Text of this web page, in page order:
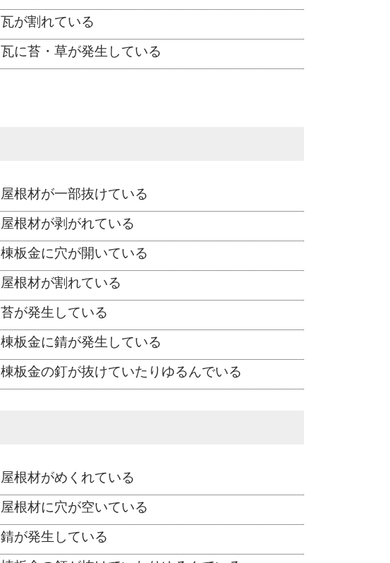
瓦が割れている
瓦に苔・草が発生している
屋根材が一部抜けている
屋根材が剥がれている
棟板金に穴が開いている
屋根材が割れている
苔が発生している
棟板金に錆が発生している
棟板金の釘が抜けていたりゆるんでいる
屋根材がめくれている
屋根材に穴が空いている
錆が発生している